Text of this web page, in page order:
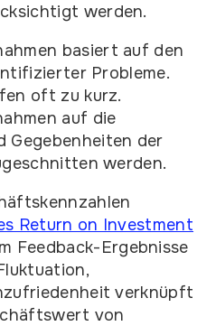
werden.
basiert auf den
Probleme.
oft zu kurz.
auf die
Gegebenheiten der
werden.
Return on Investment
Feedback-Ergebnisse
verknüpft
von